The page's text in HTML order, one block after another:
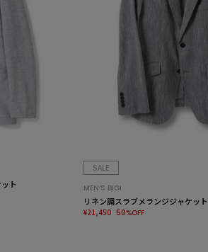
ト
SALE
MEN’S BIGI
リネン調スラブメランジジャケット
¥21,450 50%OFF